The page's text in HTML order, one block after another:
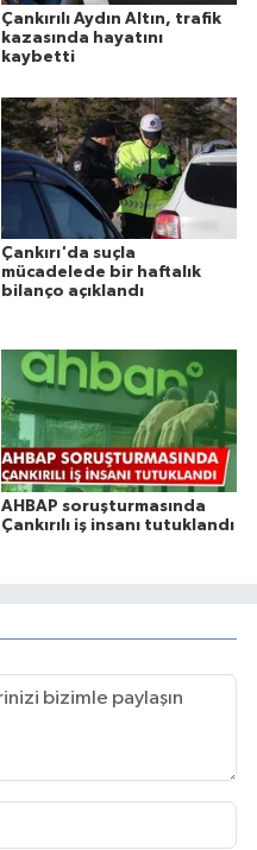
Çankırılı Aydın Altın, trafik
kazasında hayatını
kaybetti
Çankırı'da suçla
mücadelede bir haftalık
bilanço açıklandı
AHBAP soruşturmasında
Çankırılı iş insanı tutuklandı